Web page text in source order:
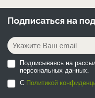
Подписаться на
Подписываясь на
персональных данных.
С Политикой